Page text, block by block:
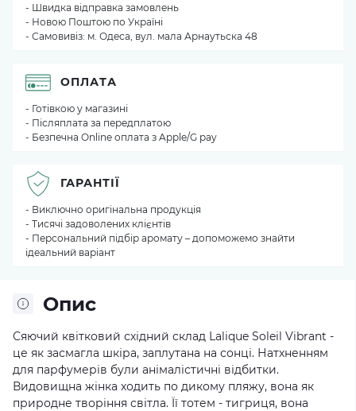
Опис
Сяючий квітковий східний склад Lalique Soleil Vibrant -
це як засмагла шкіра, заплутана на сонці. Натхненням
для парфумерів були анімалістичні відбитки.
Видовищна жінка ходить по дикому пляжу, вона як
природне творіння світла. Її тотем - тигриця, вона
- Швидка відправка замовлень
- Новою Поштою по Україні
- Самовивіз: м. Одеса, вул. мала Арнаутьска 48
ОПЛАТА
- Готівкою у магазині
- Післяплата за передплатою
- Безпечна Online оплата з Apple/G pay
ГАРАНТІЇ
- Виключно оригінальна продукція
- Тисячі задоволених клієнтів
- Персональний підбір аромату – допоможемо знайти
ідеальний варіант